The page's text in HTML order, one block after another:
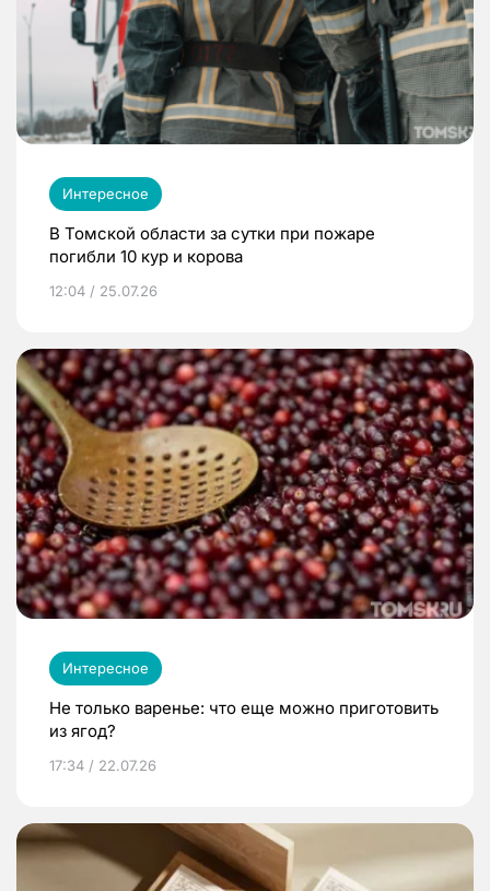
Интересное
В Томской области за сутки при пожаре
погибли 10 кур и корова
12:04 / 25.07.26
Интересное
Не только варенье: что еще можно приготовить
из ягод?
17:34 / 22.07.26